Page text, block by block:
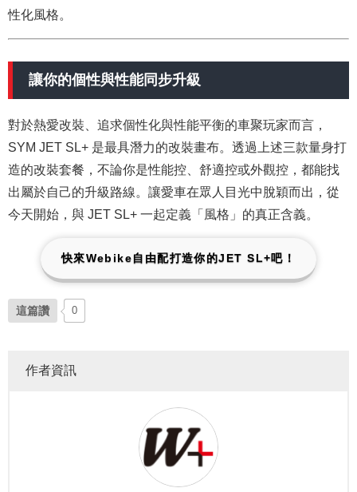
性化風格。
讓你的個性與性能同步升級
對於熱愛改裝、追求個性化與性能平衡的車聚玩家而言，
SYM JET SL+ 是最具潛力的改裝畫布。 透過上述三款量身打
造的改裝套餐，不論你是性能控、舒適控或外觀控，都能找
出屬於自己的升級路線。 讓愛車在眾人目光中脫穎而出，從
今天開始，與 JET SL+ 一起定義「風格」的真正含義。
快來Webike自由配打造你的JET SL+ 吧！
這篇讚 0
作者資訊